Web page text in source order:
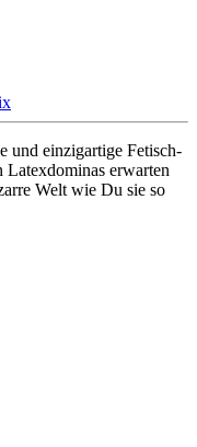
und einzigartige Fetisch-
Latexdominas erwarten
Welt wie Du sie so